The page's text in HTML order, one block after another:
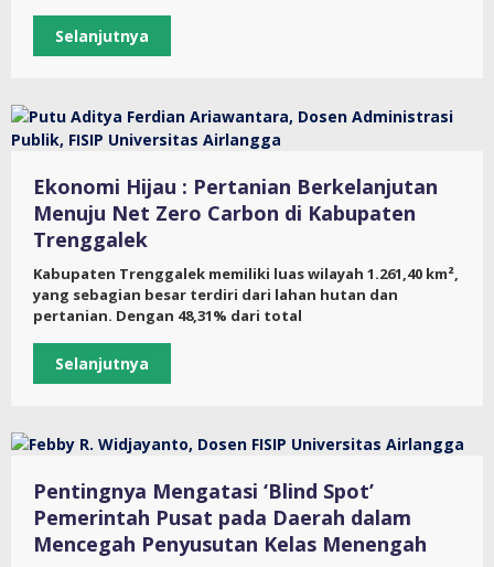
Selanjutnya
Ekonomi Hijau : Pertanian Berkelanjutan
Menuju Net Zero Carbon di Kabupaten
Trenggalek
Kabupaten Trenggalek memiliki luas wilayah 1.261,40 km²,
yang sebagian besar terdiri dari lahan hutan dan
pertanian. Dengan 48,31% dari total
Selanjutnya
Pentingnya Mengatasi ‘Blind Spot’
Pemerintah Pusat pada Daerah dalam
Mencegah Penyusutan Kelas Menengah